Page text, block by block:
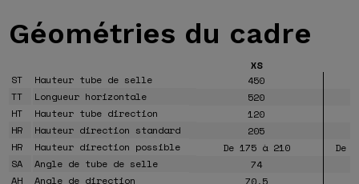
Géométries du cadre
XS
ST
Hauteur tube de selle
450
TT
Longueur horizontale
520
HT
Hauteur tube direction
120
HR
Hauteur direction standard
205
HR
Hauteur direction possible De 175 à 210
De
SA
Angle de tube de selle 74
AH
Angle de direction
70.5